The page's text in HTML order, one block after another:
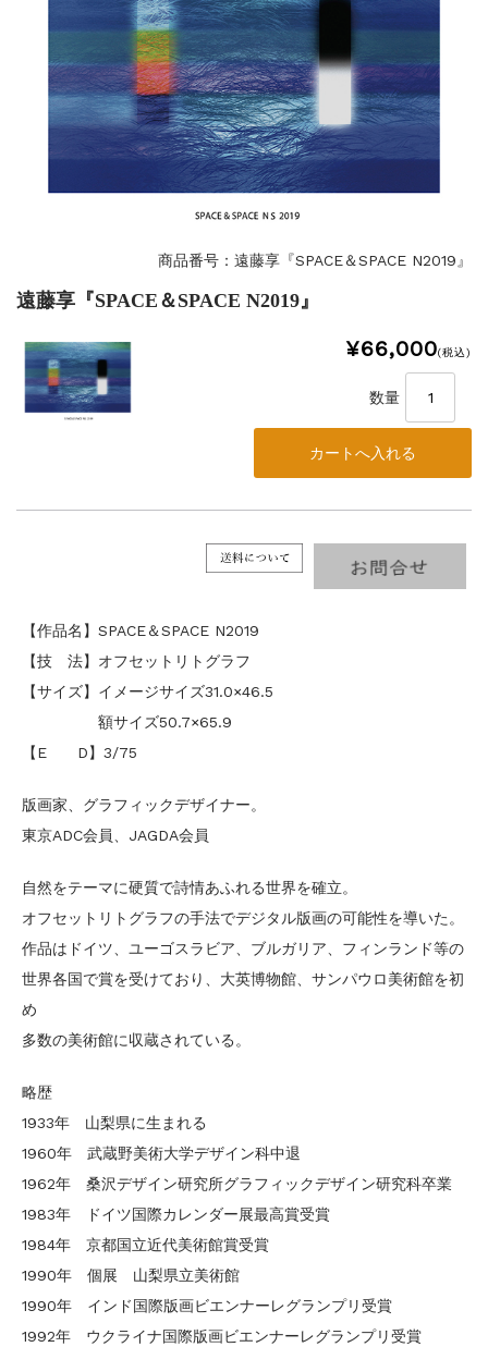
商品番号：遠藤享『SPACE＆SPACE N2019』
遠藤享『SPACE＆SPACE N2019』
¥66,000(税込)
数量
【作品名】SPACE＆SPACE N2019
【技 法】オフセットリトグラフ
【サイズ】イメージサイズ31.0×46.5
額サイズ50.7×65.9
【E D】3/75
版画家、グラフィックデザイナー。
東京ADC会員、JAGDA会員
自然をテーマに硬質で詩情あふれる世界を確立。
オフセットリトグラフの手法でデジタル版画の可能性を導いた。
作品はドイツ、ユーゴスラビア、ブルガリア、フィンランド等の
世界各国で賞を受けており、大英博物館、サンパウロ美術館を初
め
多数の美術館に収蔵されている。
略歴
1933年 山梨県に生まれる
1960年 武蔵野美術大学デザイン科中退
1962年 桑沢デザイン研究所グラフィックデザイン研究科卒業
1983年 ドイツ国際カレンダー展最高賞受賞
1984年 京都国立近代美術館賞受賞
1990年 個展 山梨県立美術館
1990年 インド国際版画ビエンナーレグランプリ受賞
1992年 ウクライナ国際版画ビエンナーレグランプリ受賞